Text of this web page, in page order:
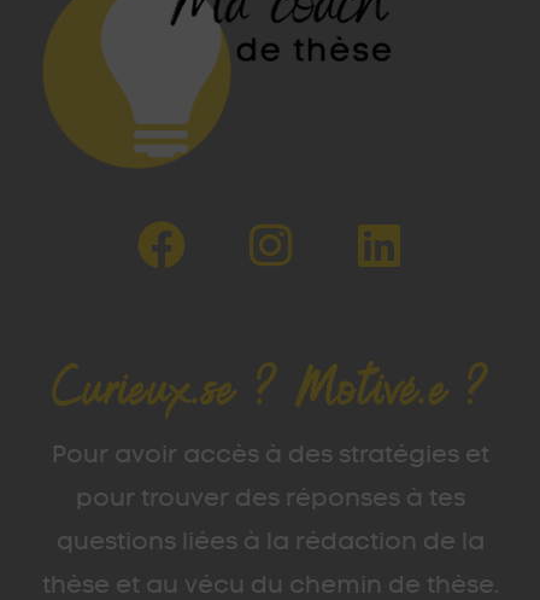
Curieux.se ? Motivé.e ?
Pour avoir accès à des stratégies et
pour trouver des réponses à tes
questions liées à la rédaction de la
thèse et au vécu du chemin de thèse.